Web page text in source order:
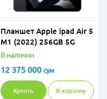
Планшет Apple ipad Air 5
M1 (2022) 256GB 5G
В наличии
12 375 000 сум
Купить В корзину